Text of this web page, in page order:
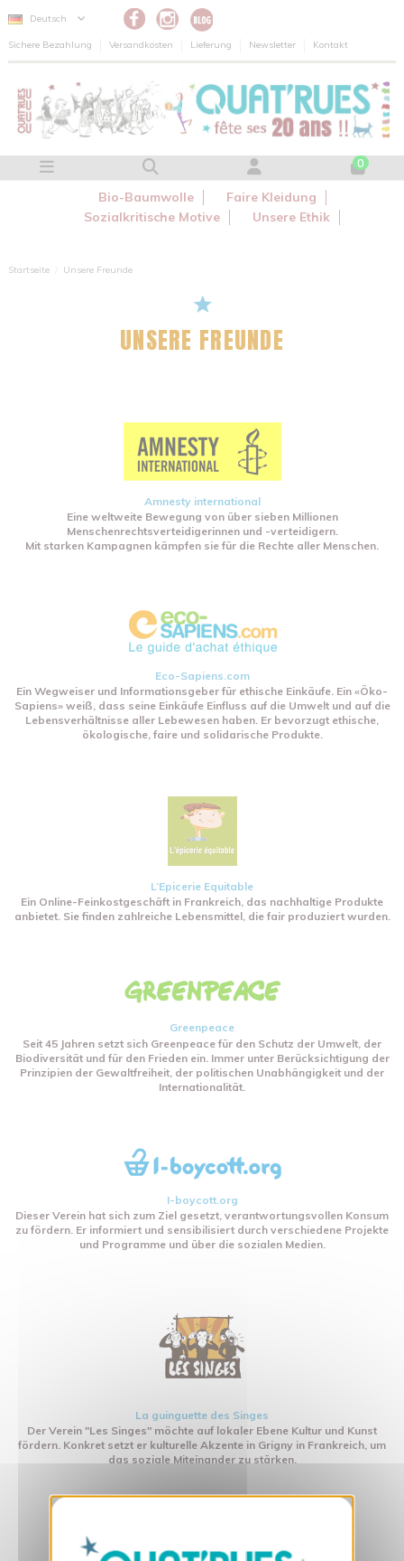
Deutsch
Sichere Bezahlung Versandkosten Lieferung Newsletter Kontakt
0
Bio-Baumwolle
Faire Kleidung
Sozialkritische Motive
Unsere Ethik
Startseite Unsere Freunde
UNSERE FREUNDE
Amnesty international
Eine weltweite Bewegung von über sieben Millionen
Menschenrechtsverteidigerinnen und -verteidigern.
Mit starken Kampagnen kämpfen sie für die Rechte aller Menschen.
Eco-Sapiens.com
Ein Wegweiser und Informationsgeber für ethische Einkäufe. Ein «Öko-
Sapiens» weiß, dass seine Einkäufe Einfluss auf die Umwelt und auf die
Lebensverhältnisse aller Lebewesen haben. Er bevorzugt ethische,
ökologische, faire und solidarische Produkte.
L’Epicerie Equitable
Ein Online-Feinkostgeschäft in Frankreich, das nachhaltige Produkte
anbietet. Sie finden zahlreiche Lebensmittel, die fair produziert wurden.
Greenpeace
Seit 45 Jahren setzt sich Greenpeace für den Schutz der Umwelt, der
Biodiversität und für den Frieden ein. Immer unter Berücksichtigung der
Prinzipien der Gewaltfreiheit, der politischen Unabhängigkeit und der
Internationalität.
I-boycott.org
Dieser Verein hat sich zum Ziel gesetzt, verantwortungsvollen Konsum
zu fördern. Er informiert und sensibilisiert durch verschiedene Projekte
und Programme und über die sozialen Medien.
La guinguette des Singes
Der Verein "Les Singes" möchte auf lokaler Ebene Kultur und Kunst
fördern. Konkret setzt er kulturelle Akzente in Grigny in Frankreich, um
das soziale Miteinander zu stärken.